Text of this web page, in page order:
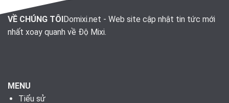
VỀ CHÚNG TÔI Domixi.net - Web site cập nhật tin tức mới
nhất xoay quanh về Độ Mixi.
MENU
Tiểu sử